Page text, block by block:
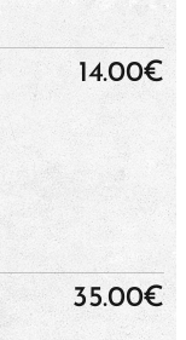
14.00€
35.00€